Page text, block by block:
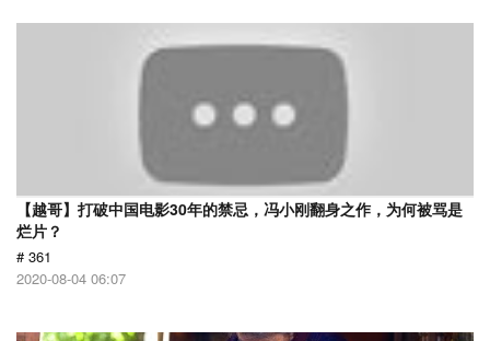
【越哥】打破中国电影30年的禁忌，冯小刚翻身之作，为何被骂是
烂片？
# 361
2020-08-04 06:07